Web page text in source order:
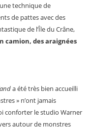
technique de
de pattes avec des
de l’Île du Crâne,
camion, des araignées
a été très bien accueilli
» n’ont jamais
conforter le studio Warner
autour de monstres